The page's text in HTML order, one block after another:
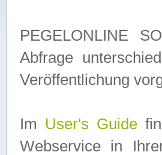
PEGELONLINE
Abfrage
Veröffentlichung
Im User's Guide
Webservice in